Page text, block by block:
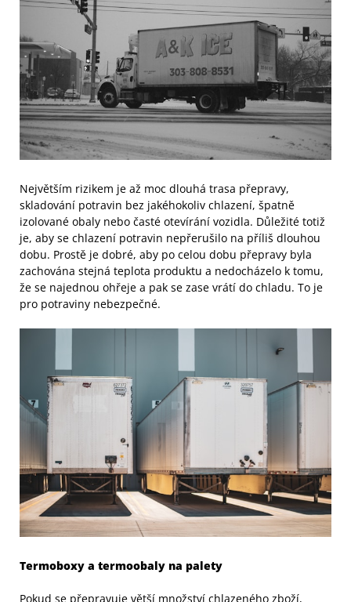
Největším rizikem je až moc dlouhá trasa přepravy,
skladování potravin bez jakéhokoliv chlazení, špatně
izolované obaly nebo časté otevírání vozidla. Důležité totiž
je, aby se chlazení potravin nepřerušilo na příliš dlouhou
dobu. Prostě je dobré, aby po celou dobu přepravy byla
zachována stejná teplota produktu a nedocházelo k tomu,
že se najednou ohřeje a pak se zase vrátí do chladu. To je
pro potraviny nebezpečné.
Termoboxy a termoobaly na palety
Pokud se přepravuje větší množství chlazeného zboží,